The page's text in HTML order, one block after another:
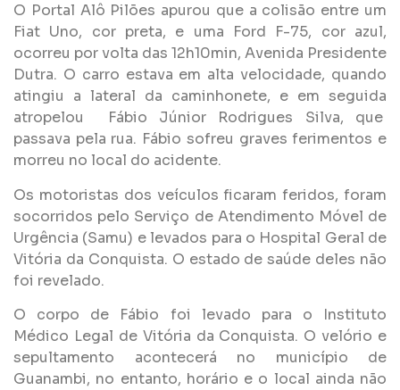
O Portal Alô Pilões apurou que a colisão entre um
Fiat Uno, cor preta, e uma Ford F-75, cor azul,
ocorreu por volta das 12h10min, Avenida Presidente
Dutra. O carro estava em alta velocidade, quando
atingiu a lateral da caminhonete, e em seguida
atropelou Fábio Júnior Rodrigues Silva, que
passava pela rua. Fábio sofreu graves ferimentos e
morreu no local do acidente.
Os motoristas dos veículos ficaram feridos, foram
socorridos pelo Serviço de Atendimento Móvel de
Urgência (Samu) e levados para o Hospital Geral de
Vitória da Conquista. O estado de saúde deles não
foi revelado.
O corpo de Fábio foi levado para o Instituto
Médico Legal de Vitória da Conquista. O velório e
sepultamento acontecerá no município de
Guanambi, no entanto, horário e o local ainda não